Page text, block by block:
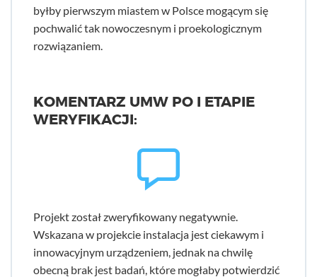
byłby pierwszym miastem w Polsce mogącym się
pochwalić tak nowoczesnym i proekologicznym
rozwiązaniem.
KOMENTARZ UMW PO I ETAPIE
WERYFIKACJI:
Projekt został zweryfikowany negatywnie.
Wskazana w projekcie instalacja jest ciekawym i
innowacyjnym urządzeniem, jednak na chwilę
obecną brak jest badań, które mogłaby potwierdzić